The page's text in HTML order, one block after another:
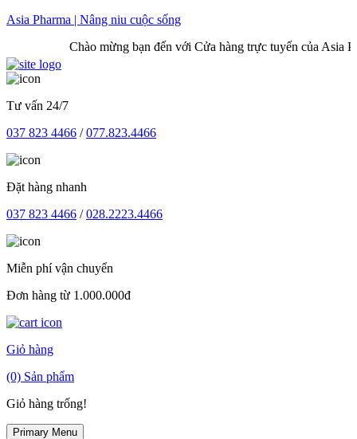
Skip
Asia Pharma | Nâng niu cuộc sống
Chào mừng bạn đến với Cửa hàng trực tuyến của Asia
Tư vấn 24/7
037 823 4466 /077.823.4466
Đặt hàng nhanh
037 823 4466 /028.2223.4466
Miễn phí vận chuyển
Đơn hàng từ 1.000.000đ
Giỏ hàng
(0) Sản phẩm
Giỏ hàng trống!
Primary Menu